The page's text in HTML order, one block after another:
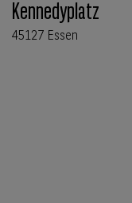
Kennedyplatz
45127 Essen